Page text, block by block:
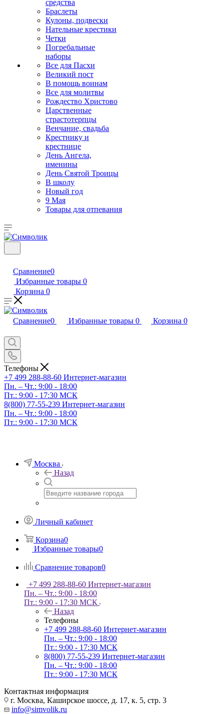
средства
Браслеты
Кулоны, подвески
Нательные крестики
Четки
Погребальные
наборы
Все для Пасхи
Великий пост
В помощь воинам
Все для молитвы
Рождество Христово
Царственные
страстотерпцы
Венчание, свадьба
Крестнику и
крестнице
День Ангела,
именины
День Святой Троицы
В школу
Новый год
9 Мая
Товары для отпевания
Сравнение0
Избранные товары 0
Корзина 0
Сравнение0 Избранные товары 0 Корзина 0
Телефоны
+7 499 288-88-60 Интернет-магазин
Пн. – Чт.: 9:00 - 18:00
Пт.: 9:00 - 17:30 МСК
8(800) 77-55-239 Интернет-магазин
Пн. – Чт.: 9:00 - 18:00
Пт.: 9:00 - 17:30 МСК
Москва
Назад
Личный кабинет
Корзина0
Избранные товары0
Сравнение товаров0
+7 499 288-88-60 Интернет-магазин
Пн. – Чт.: 9:00 - 18:00
Пт.: 9:00 - 17:30 МСК
Назад
Телефоны
+7 499 288-88-60 Интернет-магазин
Пн. – Чт.: 9:00 - 18:00
Пт.: 9:00 - 17:30 МСК
8(800) 77-55-239 Интернет-магазин
Пн. – Чт.: 9:00 - 18:00
Пт.: 9:00 - 17:30 МСК
Контактная информация
г. Москва, Каширское шоссе, д. 17, к. 5, стр. 3
info@simvolik.ru